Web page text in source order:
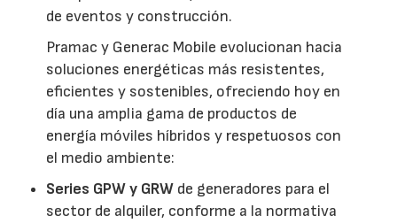
de eventos y construcción.
Pramac y Generac Mobile evolucionan hacia
soluciones energéticas más resistentes,
eficientes y sostenibles, ofreciendo hoy en
día una amplia gama de productos de
energía móviles híbridos y respetuosos con
el medio ambiente:
Series GPW y GRW de generadores para el
sector de alquiler, conforme a la normativa